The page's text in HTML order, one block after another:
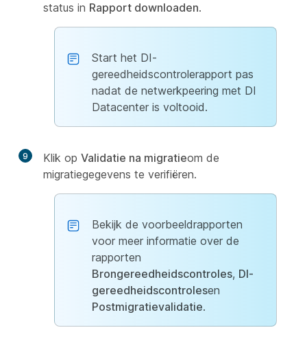
status in Rapport downloaden.
Start het DI-
gereedheidscontrolerapport pas
nadat de netwerkpeering met DI
Datacenter is voltooid.
9 Klik op Validatie na migratieom de
migratiegegevens te verifiëren.
Bekijk de voorbeeldrapporten
voor meer informatie over de
rapporten
Brongereedheidscontroles, DI-
gereedheidscontrolesen
Postmigratievalidatie.